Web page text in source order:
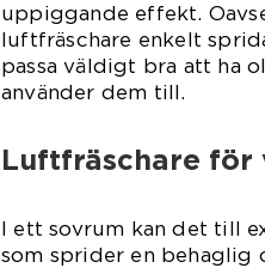
uppiggande effekt.
luftfräschare enkelt
passa väldigt bra att ha
använder dem till.
Luftfräschare för
I ett sovrum kan det till
som sprider en behaglig